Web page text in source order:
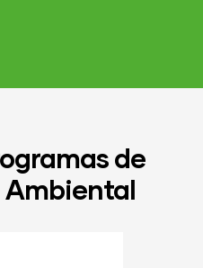
de
Ambiental